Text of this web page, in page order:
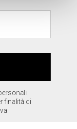
finalità di